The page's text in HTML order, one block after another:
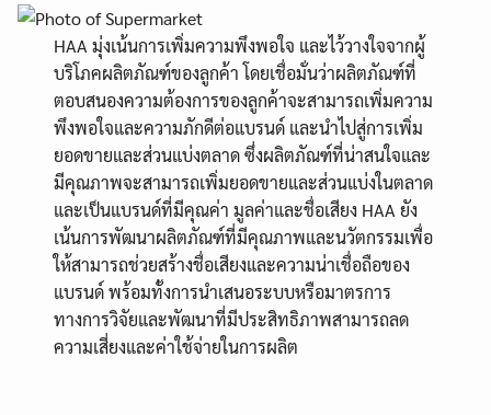
HAA มุ่งเน้นการเพิ่มความพึงพอใจ และไว้วางใจจากผู้
บริโภคผลิตภัณฑ์ของลูกค้า โดยเชื่อมั่นว่าผลิตภัณฑ์ที่
ตอบสนองความต้องการของลูกค้าจะสามารถเพิ่มความ
พึงพอใจและความภักดีต่อแบรนด์ และนำไปสู่การเพิ่ม
ยอดขายและส่วนแบ่งตลาด ซึ่งผลิตภัณฑ์ที่น่าสนใจและ
มีคุณภาพจะสามารถเพิ่มยอดขายและส่วนแบ่งในตลาด
และเป็นแบรนด์ที่มีคุณค่า มูลค่าและชื่อเสียง HAA ยัง
เน้นการพัฒนาผลิตภัณฑ์ที่มีคุณภาพและนวัตกรรมเพื่อ
ให้สามารถช่วยสร้างชื่อเสียงและความน่าเชื่อถือของ
แบรนด์ พร้อมทั้งการนำเสนอระบบหรือมาตรการ
ทางการวิจัยและพัฒนาที่มีประสิทธิภาพสามารถลด
ความเสี่ยงและค่าใช้จ่ายในการผลิต